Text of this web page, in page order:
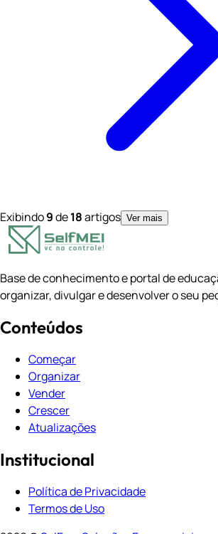
Exibindo9de18artigos Ver mais
Base de conhecimento e portal de
organizar, divulgar e desenvolver o seu
Conteúdos
Começar
Organizar
Vender
Crescer
Atualizações
Institucional
Política de Privacidade
Termos de Uso